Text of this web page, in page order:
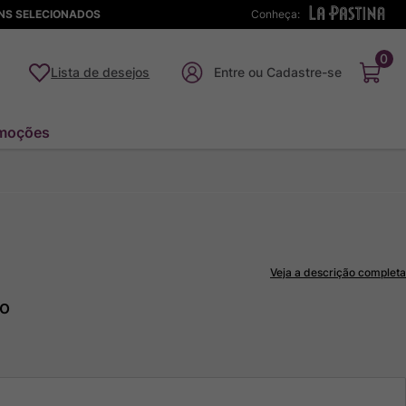
Conheça:
SELECIONADOS
Lista de desejos
0
Veja a descrição completa